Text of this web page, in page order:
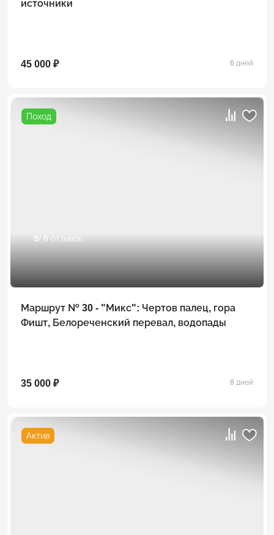
источники
45 000 ₽ 6 дней
Поход
5/ 8 отзывов
Маршрут № 30 - "Микс": Чертов палец, гора
Фишт, Белореченский перевал, водопады
35 000 ₽ 8 дней
Актив